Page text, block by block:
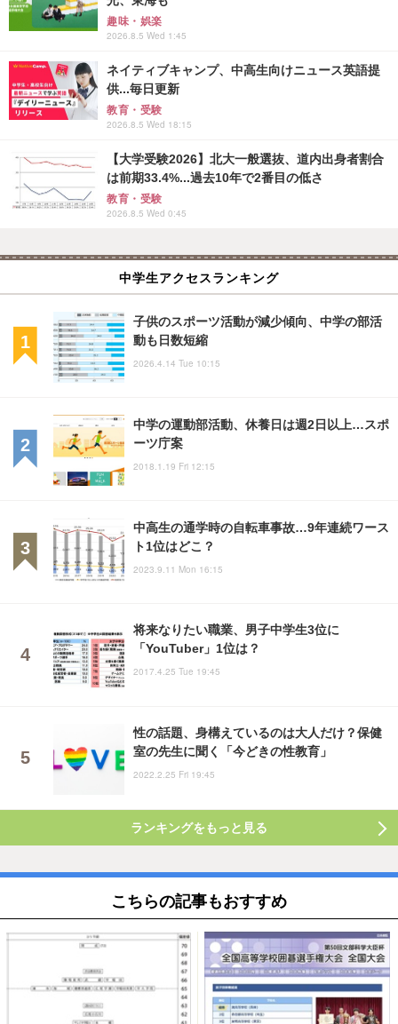
趣味・娯楽
2026.8.5 Wed 1:45
ネイティブキャンプ、中高生向けニュース英語提
供...毎日更新
教育・受験
2026.8.5 Wed 18:15
【大学受験2026】北大一般選抜、道内出身者割合
は前期33.4%...過去10年で2番目の低さ
教育・受験
2026.8.5 Wed 0:45
中学生アクセスランキング
子供のスポーツ活動が減少傾向、中学の部活
動も日数短縮
2026.4.14 Tue 10:15
中学の運動部活動、休養日は週2日以上…スポ
ーツ庁案
2018.1.19 Fri 12:15
中高生の通学時の自転車事故…9年連続ワース
ト1位はどこ？
2023.9.11 Mon 16:15
将来なりたい職業、男子中学生3位に
「YouTuber」1位は？
2017.4.25 Tue 19:45
性の話題、身構えているのは大人だけ？保健
室の先生に聞く「今どきの性教育」
2022.2.25 Fri 19:45
ランキングをもっと見る
こちらの記事もおすすめ